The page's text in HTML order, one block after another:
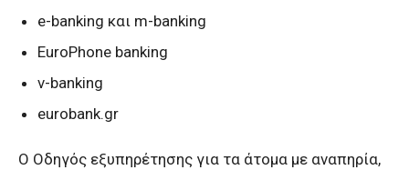
e-banking και m-banking
EuroPhone banking
v-banking
eurobank.gr
O Οδηγός εξυπηρέτησης για τα άτομα με αναπηρία,